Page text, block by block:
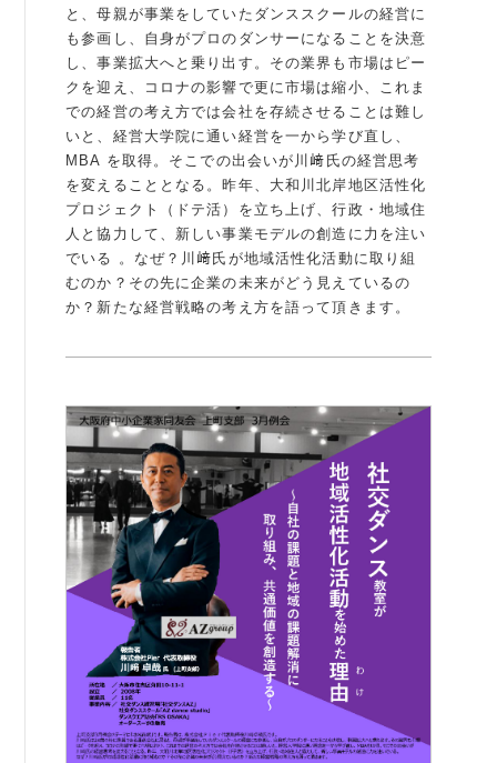
その他の活動
同友会の地域づくり
産官学連携
障がい者雇用
地域経済
キャリア教育
コンテンツ
コラム
と、母親が事業をしていたダンススクールの経営に
も参画し、自身がプロのダンサーになることを決意
し、事業拡大へと乗り出す。その業界も市場はピー
クを迎え、コロナの影響で更に市場は縮小、これま
での経営の考え方では会社を存続させることは難し
いと、経営大学院に通い経営を一から学び直し、
MBA を取得。そこでの出会いが川﨑氏の経営思考
を変えることとなる。昨年、大和川北岸地区活性化
プロジェクト（ドテ活）を立ち上げ、行政・地域住
人と協力して、新しい事業モデルの創造に力を注い
でいる 。なぜ？川﨑氏が地域活性化活動に取り組
むのか？その先に企業の未来がどう見えているの
か？新たな経営戦略の考え方を語って頂きます。